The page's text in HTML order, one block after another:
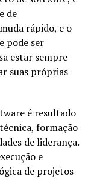
de
rápido, e o
pode ser
estar sempre
suas próprias
é resultado
formação
de liderança.
e
de projetos